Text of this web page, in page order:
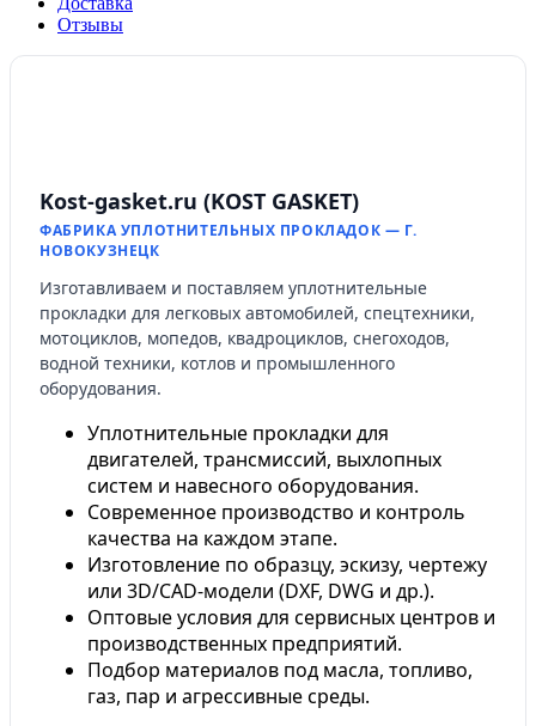
Отзывы
Kost-gasket.ru (KOST GASKET)
ФАБРИКА УПЛОТНИТЕЛЬНЫХ ПРОКЛАДОК — Г.
НОВОКУЗНЕЦК
Изготавливаем и поставляем уплотнительные
прокладки для легковых автомобилей, спецтехники,
мотоциклов, мопедов, квадроциклов, снегоходов,
водной техники, котлов и промышленного
оборудования.
Уплотнительные прокладки для
двигателей, трансмиссий, выхлопных
систем и навесного оборудования.
Современное производство и контроль
качества на каждом этапе.
Изготовление по образцу, эскизу, чертежу
или 3D/CAD-модели (DXF, DWG и др.).
Оптовые условия для сервисных центров и
производственных предприятий.
Подбор материалов под масла, топливо,
газ, пар и агрессивные среды.